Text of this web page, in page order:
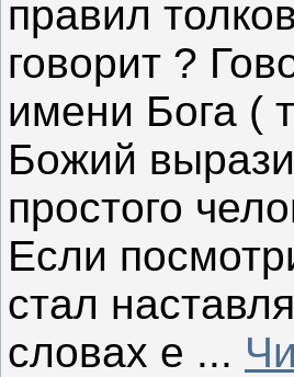
правил
говорит ?
имени Бога (
Божий
простого
Если
стал
словах е ...